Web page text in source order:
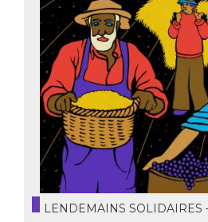
LENDEMAINS SOLIDAIRES